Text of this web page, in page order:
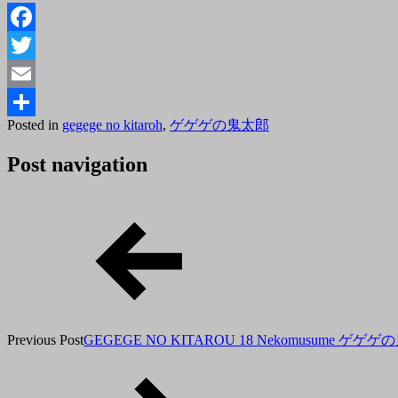
Facebook
Twitter
Email
共
有
Posted
2018
年
Posted in gegege no kitaroh, ゲゲゲの鬼太郎
Post navigation
Previous PostGEGEGE NO KITAROU 18 Nekomusume ゲゲ